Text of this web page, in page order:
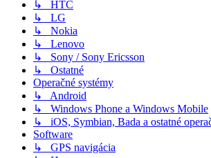
↳ HTC
↳ LG
↳ Nokia
↳ Lenovo
↳ Sony / Sony Ericsson
↳ Ostatné
Operačné systémy
↳ Android
↳ Windows Phone a Windows Mobile
↳ iOS, Symbian, Bada a ostatné
Software
↳ GPS navigácia